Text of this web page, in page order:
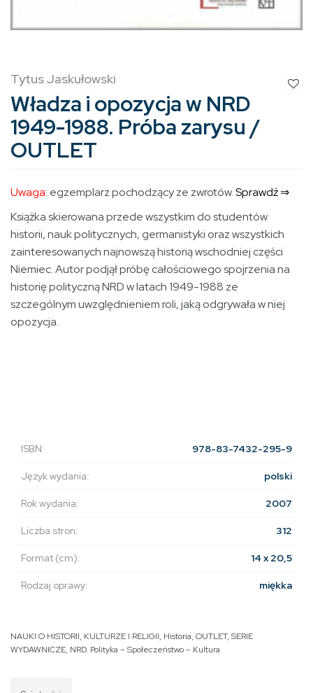
Tytus Jaskułowski
Władza i opozycja w NRD
1949-1988. Próba zarysu /
OUTLET
Uwaga: egzemplarz pochodzący ze zwrotów.Sprawdź ⇒
Książka skierowana przede wszystkim do studentów
historii, nauk politycznych, germanistyki oraz wszystkich
zainteresowanych najnowszą historią wschodniej części
Niemiec. Autor podjął próbę całościowego spojrzenia na
historię polityczną NRD w latach 1949-1988 ze
szczególnym uwzględnieniem roli, jaką odgrywała w niej
opozycja.
ISBN: 978-83-7432-295-9
Język wydania: polski
Rok wydania: 2007
Liczba stron: 312
Format (cm): 14 x 20,5
Rodzaj oprawy: miękka
NAUKI O HISTORII, KULTURZE I RELIGII, Historia, OUTLET, SERIE
WYDAWNICZE, NRD. Polityka – Społeczeństwo – Kultura